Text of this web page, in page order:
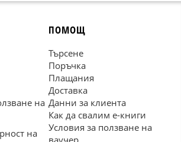
на
на
ПОМОЩ
Търсене
Поръчка
Плащания
Доставка
Данни за клиента
Как да свалим е-книги
Условия за ползване на
ваучер